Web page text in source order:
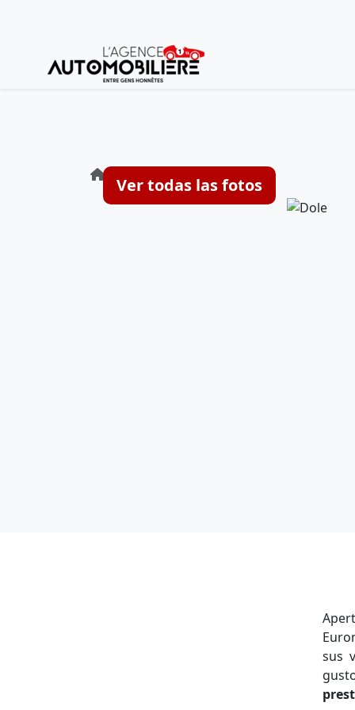
Ver todas las fotos
sus